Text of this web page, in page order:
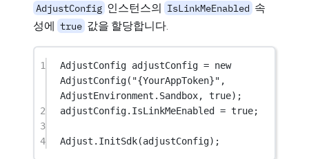
AdjustConfig 인스턴스의 IsLinkMeEnabled 속
성에 true 값을 할당합니다.
1 AdjustConfig adjustConfig = new
AdjustConfig( "{YourAppToken}" ,
AdjustEnvironment.Sandbox, true);
2
adjustConfig.IsLinkMeEnabled = true;
3
4
Adjust. InitSdk(adjustConfig);